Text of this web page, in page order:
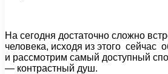
На сегодня достаточно сложно
человека, исходя из этого сейчас
и рассмотрим самый доступный
— контрастный душ.